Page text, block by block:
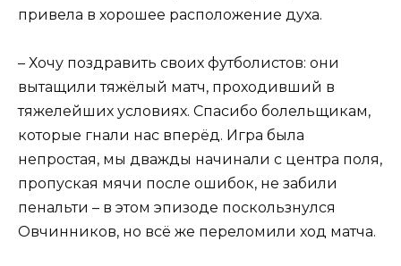
привела в хорошее расположение духа.
– Хочу поздравить своих футболистов: они
вытащили тяжёлый матч, проходивший в
тяжелейших условиях. Спасибо болельщикам,
которые гнали нас вперёд. Игра была
непростая, мы дважды начинали с центра поля,
пропуская мячи после ошибок, не забили
пенальти – в этом эпизоде поскользнулся
Овчинников, но всё же переломили ход матча.